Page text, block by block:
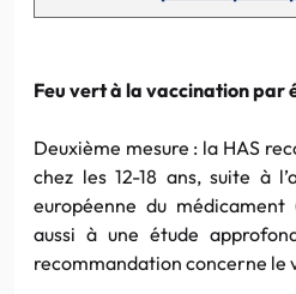
Feu vert à la vaccination par
Deuxième mesure : la HAS
chez les 12-18 ans, suite à
européenne du
aussi à une étude
recommandation concerne le